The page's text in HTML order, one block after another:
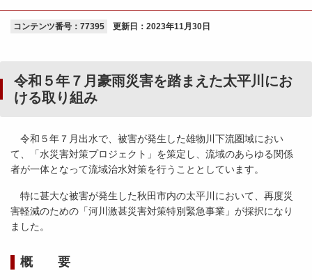
コンテンツ番号：77395 更新日： 2023年11月30日
令和５年７月豪雨災害を踏まえた太平川にお
ける取り組み
令和５年７月出水で、被害が発生した雄物川下流圏域におい
て、「水災害対策プロジェクト」を策定し、流域のあらゆる関係
者が一体となって流域治水対策を行うこととしています。
特に甚大な被害が発生した秋田市内の太平川において、再度災
害軽減のための「河川激甚災害対策特別緊急事業」が採択になり
ました。
概 要